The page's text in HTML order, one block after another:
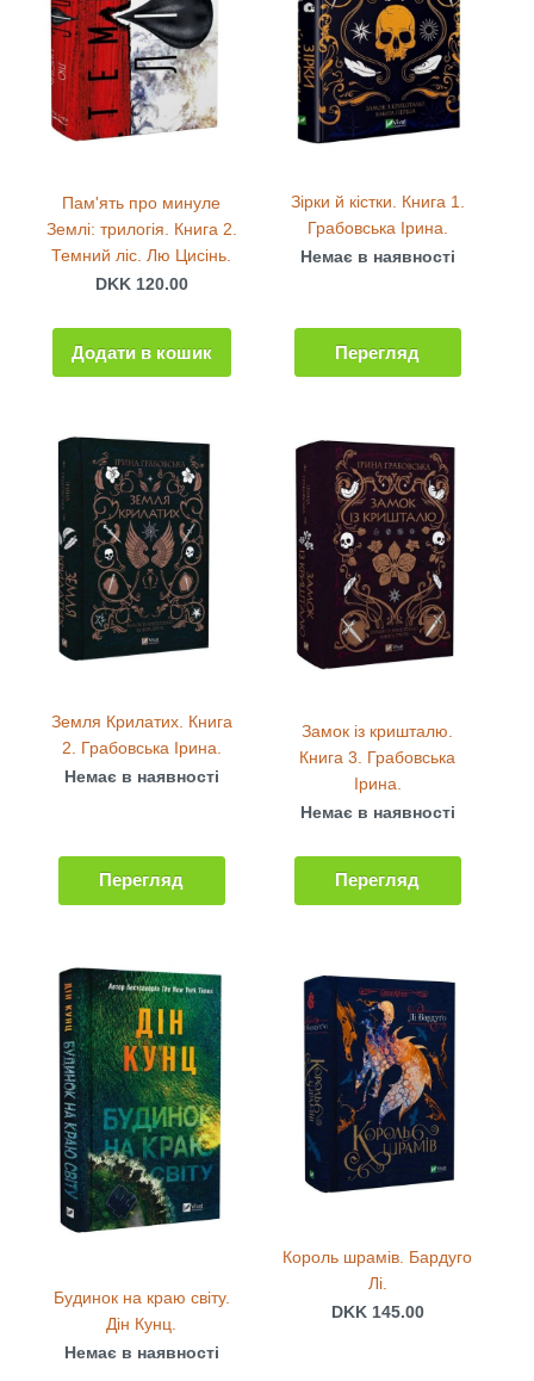
Пам'ять про минуле
Землі: трилогія. Книга 2.
Темний ліс. Лю Цисінь.
DKK 120.00
Додати в кошик
Зірки й кістки. Книга 1.
Грабовська Ірина.
Немає в наявності
Перегляд
Земля Крилатих. Книга
2. Грабовська Ірина.
Немає в наявності
Перегляд
Замок із кришталю.
Книга 3. Грабовська
Ірина.
Немає в наявності
Перегляд
Будинок на краю світу.
Дін Кунц.
Немає в наявності
Король шрамів. Бардуго
Лі.
DKK 145.00